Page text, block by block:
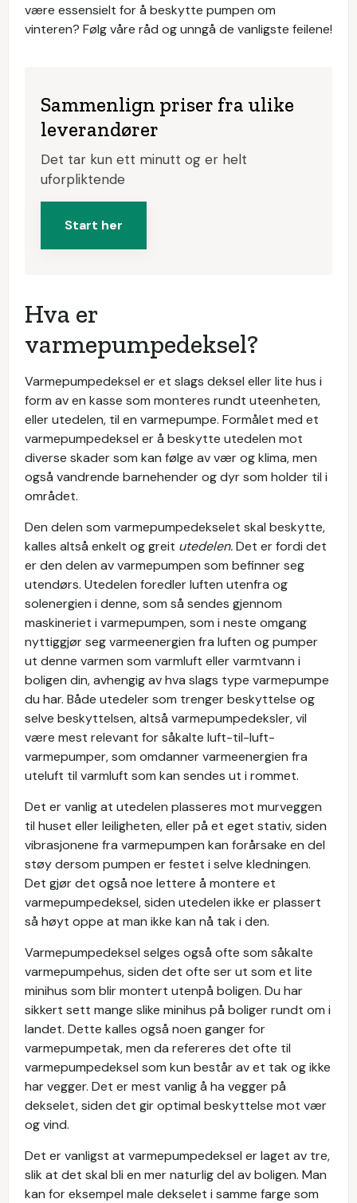
være essensielt for å beskytte pumpen om
vinteren? Følg våre råd og unngå de vanligste feilene!
Sammenlign priser fra ulike
leverandører
Det tar kun ett minutt og er helt
uforpliktende
Start her
Hva er
varmepumpedeksel?
Varmepumpedeksel er et slags deksel eller lite hus i
form av en kasse som monteres rundt uteenheten,
eller utedelen, til en varmepumpe. Formålet med et
varmepumpedeksel er å beskytte utedelen mot
diverse skader som kan følge av vær og klima, men
også vandrende barnehender og dyr som holder til i
området.
Den delen som varmepumpedekselet skal beskytte,
kalles altså enkelt og greit utedelen.Det er fordi det
er den delen av varmepumpen som befinner seg
utendørs. Utedelen foredler luften utenfra og
solenergien i denne, som så sendes gjennom
maskineriet i varmepumpen, som i neste omgang
nyttiggjør seg varmeenergien fra luften og pumper
ut denne varmen som varmluft eller varmtvann i
boligen din, avhengig av hva slags type varmepumpe
du har. Både utedeler som trenger beskyttelse og
selve beskyttelsen, altså varmepumpedeksler, vil
være mest relevant for såkalte luft-til-luft-
varmepumper, som omdanner varmeenergien fra
uteluft til varmluft som kan sendes ut i rommet.
Det er vanlig at utedelen plasseres mot murveggen
til huset eller leiligheten, eller på et eget stativ, siden
vibrasjonene fra varmepumpen kan forårsake en del
støy dersom pumpen er festet i selve kledningen.
Det gjør det også noe lettere å montere et
varmepumpedeksel, siden utedelen ikke er plassert
så høyt oppe at man ikke kan nå tak i den.
Varmepumpedeksel selges også ofte som såkalte
varmepumpehus, siden det ofte ser ut som et lite
minihus som blir montert utenpå boligen. Du har
sikkert sett mange slike minihus på boliger rundt om i
landet. Dette kalles også noen ganger for
varmepumpetak, men da refereres det ofte til
varmepumpedeksel som kun består av et tak og ikke
har vegger. Det er mest vanlig å ha vegger på
dekselet, siden det gir optimal beskyttelse mot vær
og vind.
Det er vanligst at varmepumpedeksel er laget av tre,
slik at det skal bli en mer naturlig del av boligen. Man
kan for eksempel male dekselet i samme farge som